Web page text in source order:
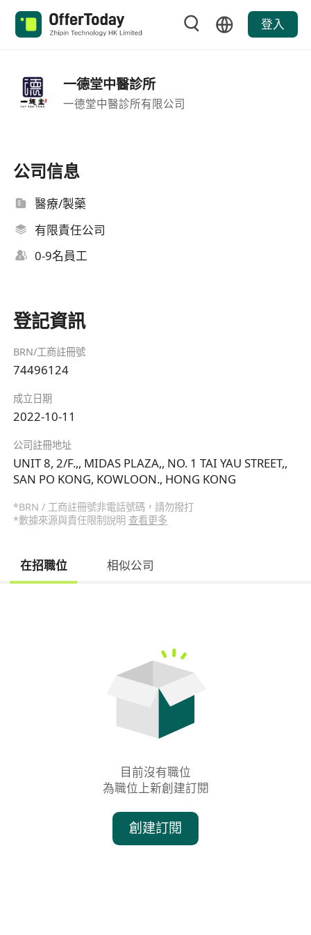
登入
一德堂中醫診所
一德堂中醫診所有限公司
公司信息
醫療/製藥
有限責任公司
0-9名員工
登記資訊
BRN/工商註冊號
74496124
成立日期
2022-10-11
公司註冊地址
UNIT 8, 2/F.,, MIDAS PLAZA,, NO. 1 TAI YAU STREET,,
SAN PO KONG, KOWLOON., HONG KONG
*BRN / 工商註冊號非電話號碼，請勿撥打
*數據來源與責任限制說明 查看更多
在招職位 相似公司
目前沒有職位
為職位上新創建訂閱
創建訂閱